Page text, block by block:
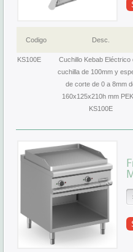
Codigo Desc.
KS100E
Cuchillo Kebab Eléctrico
cuchilla de 100mm y
de corte de 0 a 8mm
160x125x210h mm
KS100E